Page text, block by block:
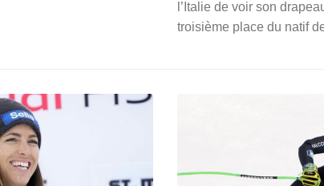
l’Italie de voir son
troisième place du natif